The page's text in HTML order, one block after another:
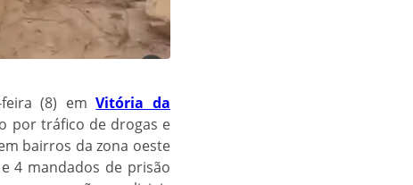
feira (8) emVitória da
por tráfico de drogas e
bairros da zona oeste
4 mandados de prisão